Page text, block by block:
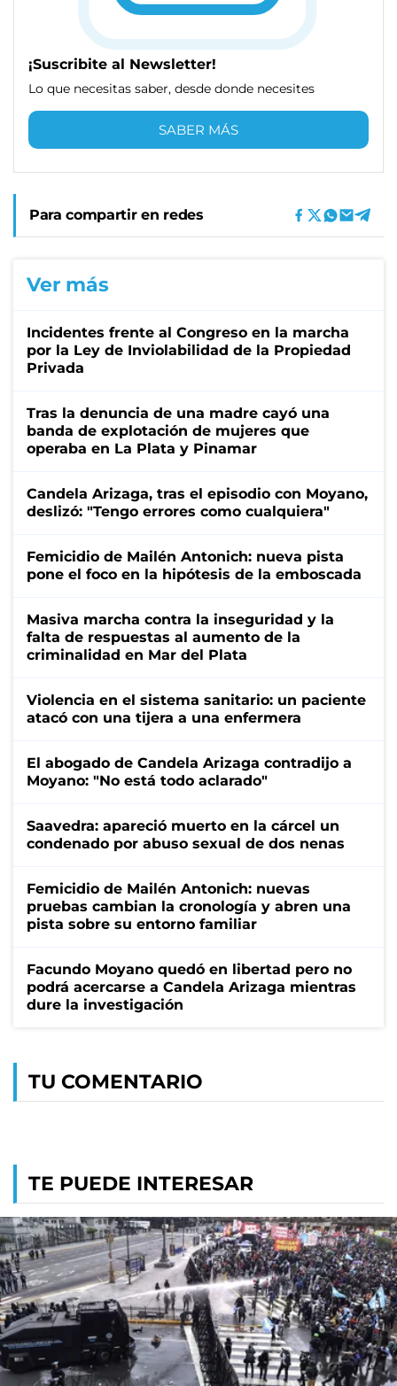
¡Suscribite al Newsletter!
Lo que necesitas saber, desde donde necesites
SABER MÁS
Para compartir en redes
Ver más
Incidentes frente al Congreso en la marcha
por la Ley de Inviolabilidad de la Propiedad
Privada
Tras la denuncia de una madre cayó una
banda de explotación de mujeres que
operaba en La Plata y Pinamar
Candela Arizaga, tras el episodio con Moyano,
deslizó: "Tengo errores como cualquiera"
Femicidio de Mailén Antonich: nueva pista
pone el foco en la hipótesis de la emboscada
Masiva marcha contra la inseguridad y la
falta de respuestas al aumento de la
criminalidad en Mar del Plata
Violencia en el sistema sanitario: un paciente
atacó con una tijera a una enfermera
El abogado de Candela Arizaga contradijo a
Moyano: "No está todo aclarado"
Saavedra: apareció muerto en la cárcel un
condenado por abuso sexual de dos nenas
Femicidio de Mailén Antonich: nuevas
pruebas cambian la cronología y abren una
pista sobre su entorno familiar
Facundo Moyano quedó en libertad pero no
podrá acercarse a Candela Arizaga mientras
dure la investigación
TU COMENTARIO
TE PUEDE INTERESAR